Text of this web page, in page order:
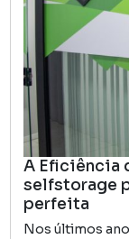
A Eficiência
selfstorage
perfeita
Nos últimos